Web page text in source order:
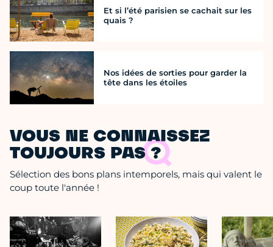
Et si l’été parisien se cachait sur les
quais ?
Nos idées de sorties pour garder la
tête dans les étoiles
VOUS NE CONNAISSEZ
TOUJOURS PAS ?
Sélection des bons plans intemporels, mais qui valent le
coup toute l'année !